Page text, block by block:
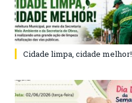
Cidade limpa, cidade melhor!